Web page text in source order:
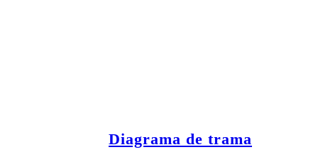
Diagrama de trama